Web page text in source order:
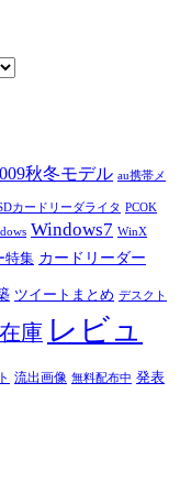
秋冬モデル au携帯メ
カードリーダライタ PCOK
Windows7 WinX
特集 カードリーダー
ツイートまとめ デスクト
庫 レビュ
流出画像 無料配布中 発表